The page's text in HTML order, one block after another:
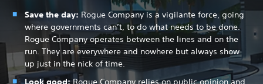
Save the day: Rogue Company is a vigilante force, going
where governments can’t, to do what needs to be done.
Rogue Company operates between the lines and on the
run. They are everywhere and nowhere but always show
up just in the nick of time.
Look good:Rogue Company relies on public opinion and